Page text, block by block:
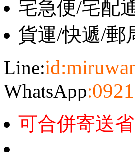
宅急便/宅配
貨運/快遞/郵
Line:
WhatsApp
可合併寄送